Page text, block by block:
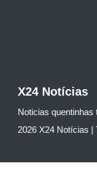
X24 Notícias
Noticias quentinhas
2026 X24 Notícias |